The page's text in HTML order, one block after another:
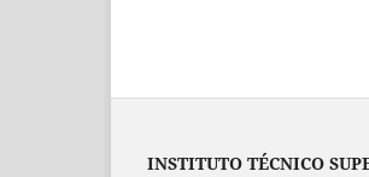
INSTITUTO TÉCNICO